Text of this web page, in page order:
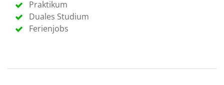
Praktikum
Duales Studium
Ferienjobs